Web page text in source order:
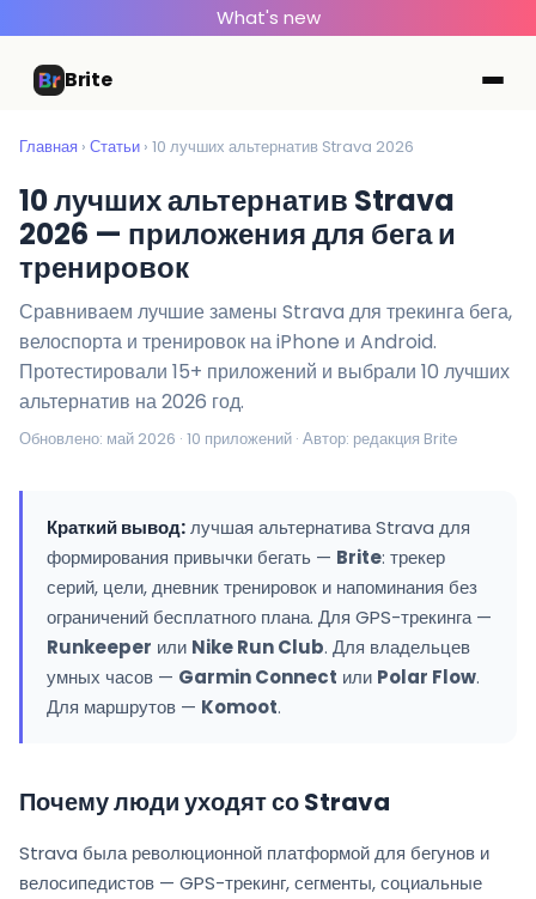
What's new
Brite
Главная › Статьи › 10 лучших альтернатив Strava 2026
10 лучших альтернатив Strava
2026 — приложения для бега и
тренировок
Сравниваем лучшие замены Strava для трекинга бега,
велоспорта и тренировок на iPhone и Android.
Протестировали 15+ приложений и выбрали 10 лучших
альтернатив на 2026 год.
Обновлено: май 2026 · 10 приложений · Автор: редакция Brite
Краткий вывод:лучшая альтернатива Strava для
формирования привычки бегать — Brite: трекер
серий, цели, дневник тренировок и напоминания без
ограничений бесплатного плана. Для GPS-трекинга —
Runkeeper или Nike Run Club. Для владельцев
умных часов — Garmin Connect или Polar Flow.
Для маршрутов — Komoot.
Почему люди уходят со Strava
Strava была революционной платформой для бегунов и
велосипедистов — GPS-трекинг, сегменты, социальные